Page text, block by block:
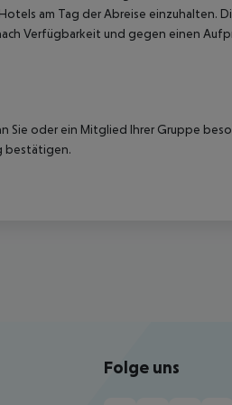
am Tag der Abreise einzuhalten.
Verfügbarkeit und gegen einen
Sie oder ein Mitglied Ihrer Gruppe
bestätigen.
Folge uns